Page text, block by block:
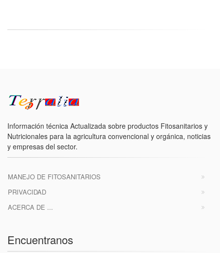
Información técnica Actualizada sobre productos Fitosanitarios y
Nutricionales para la agricultura convencional y orgánica, noticias
y empresas del sector.
MANEJO DE FITOSANITARIOS
PRIVACIDAD
ACERCA DE ...
Encuentranos